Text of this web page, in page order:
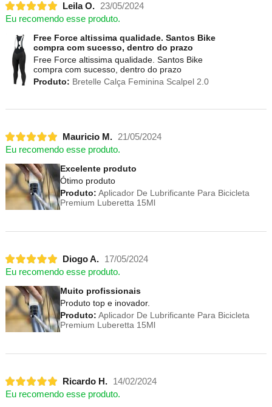
Leila O.
23/05/2024
Eu recomendo esse produto.
Free Force altissima qualidade. Santos Bike
compra com sucesso, dentro do prazo
Free Force altissima qualidade. Santos Bike
compra com sucesso, dentro do prazo
Produto: Bretelle Calça Feminina Scalpel 2.0
Mauricio M.
21/05/2024
Eu recomendo esse produto.
Excelente produto
Ótimo produto
Produto: Aplicador De Lubrificante Para Bicicleta
Premium Luberetta 15Ml
Diogo A.
17/05/2024
Eu recomendo esse produto.
Muito profissionais
Produto top e inovador.
Produto: Aplicador De Lubrificante Para Bicicleta
Premium Luberetta 15Ml
Ricardo H.
14/02/2024
Eu recomendo esse produto.